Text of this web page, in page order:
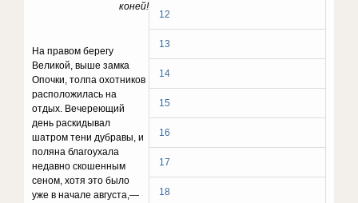
12
13
14
15
16
17
18
коней!
На правом берегу
Великой, выше замка
Опочки, толпа охотников
расположилась на
отдых. Вечереющий
день раскидывал
шатром тени дубравы, и
поляна благоухала
недавно скошенным
сеном, хотя это было
уже в начале августа,—